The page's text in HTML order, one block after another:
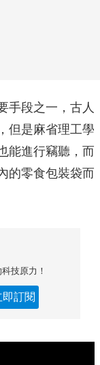
手段之一，古人
但是麻省理工學
能進行竊聽，而
的零食包裝袋而
技原力！
即訂閱